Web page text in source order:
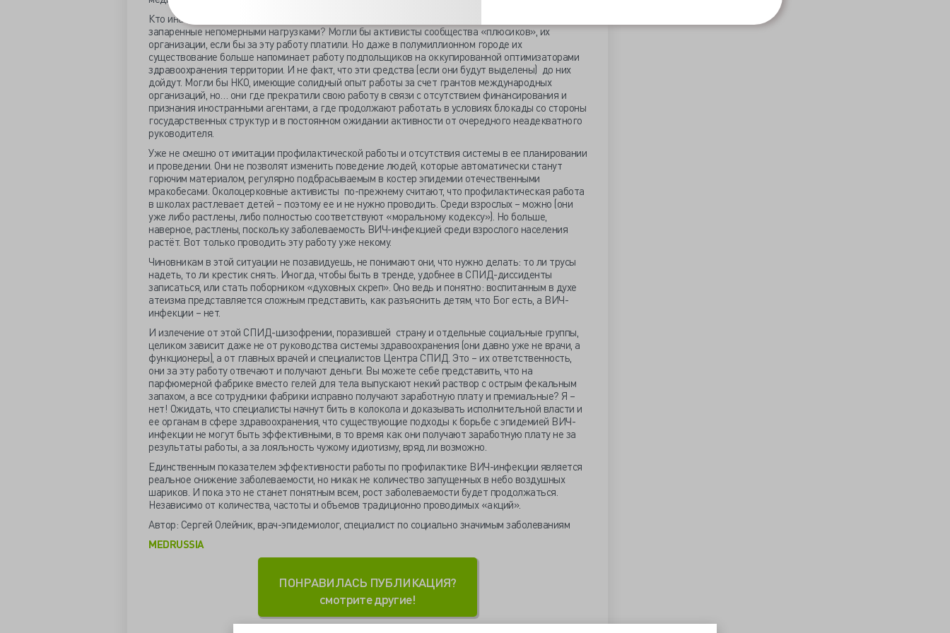
Кто иначе будет «учить пациентов правильно лечиться»? Медицинские работники, и без того
запаренные непомерными нагрузками? Могли бы активисты сообщества «плюсиков», их
организации, если бы за эту работу платили. Но даже в полумиллионном городе их
существование больше напоминает работу подпольщиков на оккупированной оптимизаторами
здравоохранения территории. И не факт, что эти средства (если они будут выделены) до них
дойдут. Могли бы НКО, имеющие солидный опыт работы за счет грантов международных
организаций, но… они где прекратили свою работу в связи с отсутствием финансирования и
признания иностранными агентами, а где продолжают работать в условиях блокады со стороны
государственных структур и в постоянном ожидании активности от очередного неадекватного
руководителя.
Уже не смешно от имитации профилактической работы и отсутствия системы в ее планировании
и проведении. Они не позволят изменить поведение людей, которые автоматически станут
горючим материалом, регулярно подбрасываемым в костер эпидемии отечественными
мракобесами. Околоцерковные активисты по-прежнему считают, что профилактическая работа
в школах растлевает детей – поэтому ее и не нужно проводить. Среди взрослых – можно (они
уже либо растлены, либо полностью соответствуют «моральному кодексу»). Но больше,
наверное, растлены, поскольку заболеваемость ВИЧ-инфекцией среди взрослого населения
растёт. Вот только проводить эту работу уже некому.
Чиновникам в этой ситуации не позавидуешь, не понимают они, что нужно делать: то ли трусы
надеть, то ли крестик снять. Иногда, чтобы быть в тренде, удобнее в СПИД-диссиденты
записаться, или стать поборником «духовных скреп». Оно ведь и понятно: воспитанным в духе
атеизма представляется сложным представить, как разъяснить детям, что Бог есть, а ВИЧ-
инфекции – нет.
И излечение от этой СПИД-шизофрении, поразившей страну и отдельные социальные группы,
целиком зависит даже не от руководства системы здравоохранения (они давно уже не врачи, а
функционеры), а от главных врачей и специалистов Центра СПИД. Это – их ответственность,
они за эту работу отвечают и получают деньги. Вы можете себе представить, что на
парфюмерной фабрике вместо гелей для тела выпускают некий раствор с острым фекальным
запахом, а все сотрудники фабрики исправно получают заработную плату и премиальные? Я –
нет! Ожидать, что специалисты начнут бить в колокола и доказывать исполнительной власти и
ее органам в сфере здравоохранения, что существующие подходы к борьбе с эпидемией ВИЧ-
инфекции не могут быть эффективными, в то время как они получают заработную плату не за
результаты работы, а за лояльность чужому идиотизму, вряд ли возможно.
Единственным показателем эффективности работы по профилактике ВИЧ-инфекции является
реальное снижение заболеваемости, но никак не количество запущенных в небо воздушных
шариков. И пока это не станет понятным всем, рост заболеваемости будет продолжаться.
Независимо от количества, частоты и объемов традиционно проводимых «акций».
Автор: Сергей Олейник, врач-эпидемиолог, специалист по социально значимым заболеваниям
MEDRUSSIA
ПОНРАВИЛАСЬ ПУБЛИКАЦИЯ?
смотрите другие!